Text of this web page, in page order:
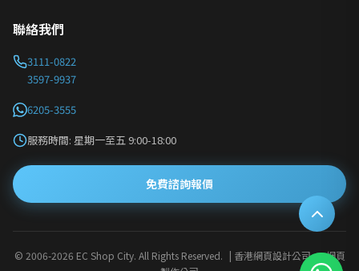
聯絡我們
3111-0822
3597-9937
6205-3555
服務時間: 星期一至五 9:00-18:00
免費諮詢報價
© 2006-2026 EC Shop City. All Rights Reserved. | 香港網頁設計公司 · 網頁